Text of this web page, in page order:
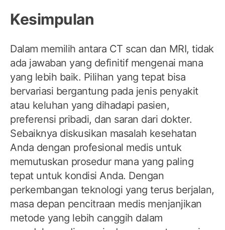
Kesimpulan
Dalam memilih antara CT scan dan MRI, tidak
ada jawaban yang definitif mengenai mana
yang lebih baik. Pilihan yang tepat bisa
bervariasi bergantung pada jenis penyakit
atau keluhan yang dihadapi pasien,
preferensi pribadi, dan saran dari dokter.
Sebaiknya diskusikan masalah kesehatan
Anda dengan profesional medis untuk
memutuskan prosedur mana yang paling
tepat untuk kondisi Anda. Dengan
perkembangan teknologi yang terus berjalan,
masa depan pencitraan medis menjanjikan
metode yang lebih canggih dalam